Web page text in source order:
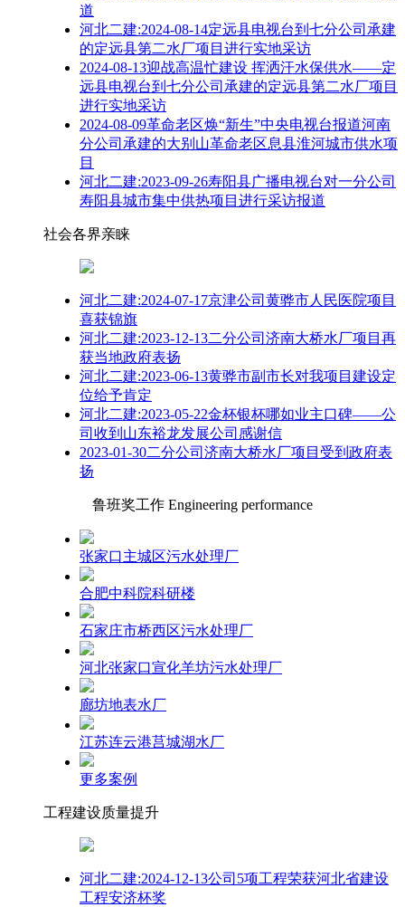
道
河北二建:2024-08-14定远县电视台到七分公司承建
的定远县第二水厂项目进行实地采访
2024-08-13迎战高温忙建设 挥洒汗水保供水——定
远县电视台到七分公司承建的定远县第二水厂项目
进行实地采访
2024-08-09革命老区焕“新生”中央电视台报道河南
分公司承建的大别山革命老区息县淮河城市供水项
目
河北二建:2023-09-26寿阳县广播电视台对一分公司
寿阳县城市集中供热项目进行采访报道
社会各界亲睐
河北二建:2024-07-17京津公司黄骅市人民医院项目
喜获锦旗
河北二建:2023-12-13二分公司济南大桥水厂项目再
获当地政府表扬
河北二建:2023-06-13黄骅市副市长对我项目建设定
位给予肯定
河北二建:2023-05-22金杯银杯哪如业主口碑——公
司收到山东裕龙发展公司感谢信
2023-01-30二分公司济南大桥水厂项目受到政府表
扬
鲁班奖工作 Engineering performance
张家口主城区污水处理厂
合肥中科院科研楼
石家庄市桥西区污水处理厂
河北张家口宣化羊坊污水处理厂
廊坊地表水厂
江苏连云港莒城湖水厂
更多案例
工程建设质量提升
河北二建:2024-12-13公司5项工程荣获河北省建设
工程安济杯奖